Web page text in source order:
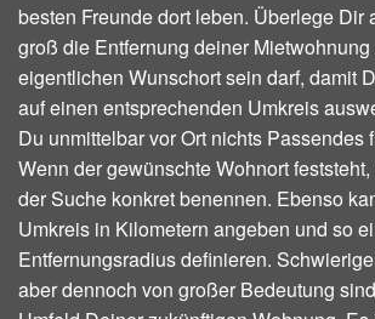
besten Freunde dort leben. Überlege Dir
groß die Entfernung deiner
eigentlichen Wunschort sein darf, damit
auf einen entsprechenden Umkreis
Du unmittelbar vor Ort nichts Passendes
Wenn der gewünschte Wohnort
der Suche konkret benennen. Ebenso
Umkreis in Kilometern angeben und so
Entfernungsradius definieren.
aber dennoch von großer Bedeutung